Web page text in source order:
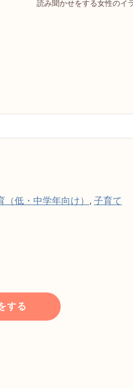
読み聞かせをする女性のイ
（低・中学年向け） , 子育て
する